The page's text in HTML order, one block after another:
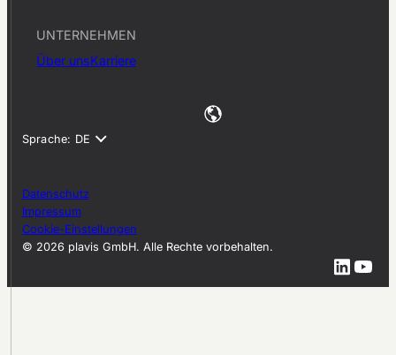
UNTERNEHMEN
Über unsKarriere
© 2026 plavis GmbH. Alle Rechte vorbehalten.
Datenschutz
Impressum
Cookie-Einstellungen